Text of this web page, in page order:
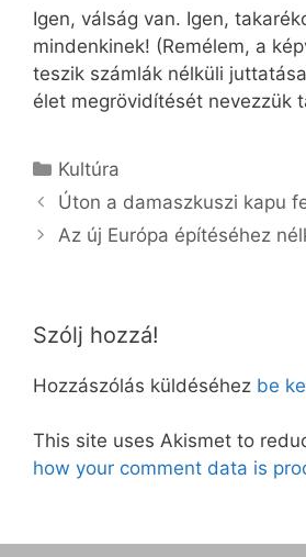
Igen, válság van. Igen,
mindenkinek! (Remélem, a
teszik számlák nélküli
élet megrövidítését nevezzük
Kategória
Kultúra
Úton a damaszkuszi kapu
Az új Európa építéséhez
Szólj hozzá!
Hozzászólás küldéséhez be
This site uses Akismet to
how your comment data is